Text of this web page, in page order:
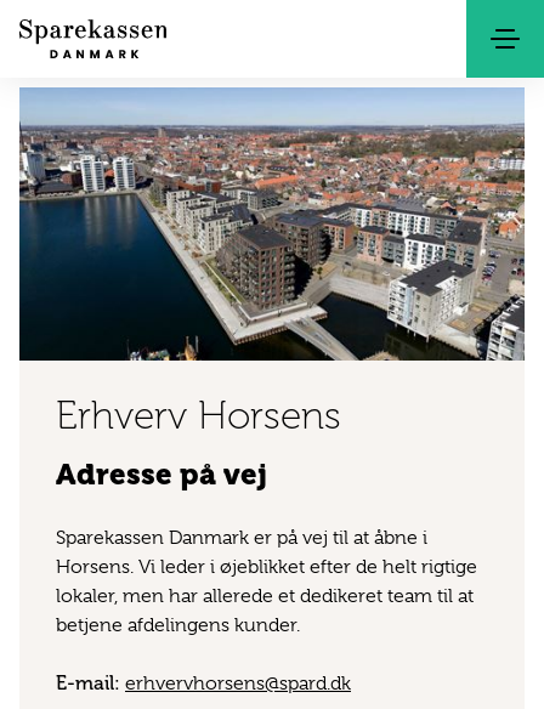
Erhverv Horsens
Adresse på vej
Sparekassen Danmark er på vej til at åbne i
Horsens. Vi leder i øjeblikket efter de helt rigtige
lokaler, men har allerede et dedikeret team til at
betjene afdelingens kunder.
E-mail: erhvervhorsens@spard.dk